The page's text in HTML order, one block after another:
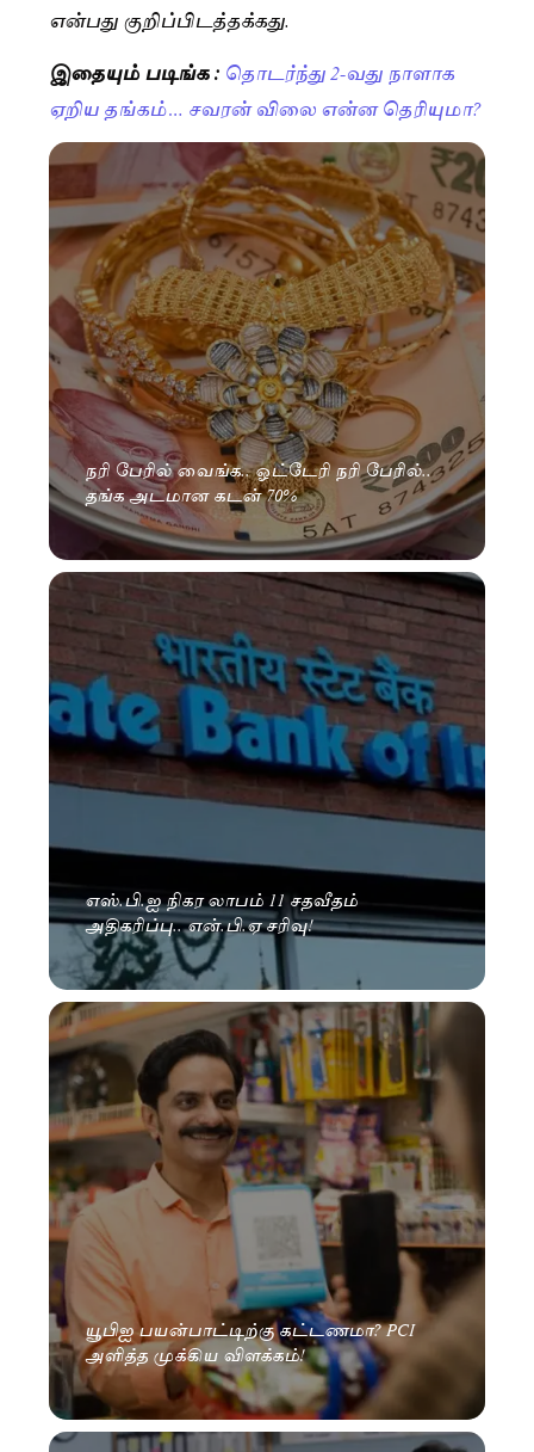
என்பது குறிப்பிடத்தக்கது.
இதையும் படிங்க : தொடர்ந்து 2-வது நாளாக
ஏறிய தங்கம்… சவரன் விலை என்ன தெரியுமா?
நரி பேரில் வைங்க.. ஓட்டேரி நரி பேரில்..
தங்க அடமான கடன் 70%
எஸ்.பி.ஐ நிகர லாபம் 11 சதவீதம்
அதிகரிப்பு.. என்.பி.ஏ சரிவு!
யூபிஐ பயன்பாட்டிற்கு கட்டணமா? PCI
அளித்த முக்கிய விளக்கம்!